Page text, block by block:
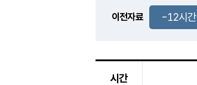
-
이전자료 -12시간
시간